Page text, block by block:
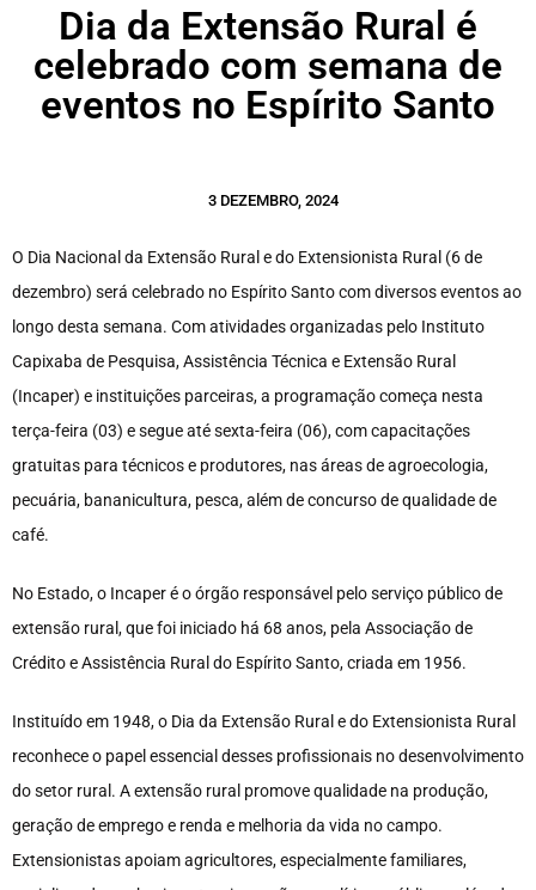
Dia da Extensão Rural é
celebrado com semana de
eventos no Espírito Santo
3 DEZEMBRO, 2024
O Dia Nacional da Extensão Rural e do Extensionista Rural (6 de
dezembro) será celebrado no Espírito Santo com diversos eventos ao
longo desta semana. Com atividades organizadas pelo Instituto
Capixaba de Pesquisa, Assistência Técnica e Extensão Rural
(Incaper) e instituições parceiras, a programação começa nesta
terça-feira (03) e segue até sexta-feira (06), com capacitações
gratuitas para técnicos e produtores, nas áreas de agroecologia,
pecuária, bananicultura, pesca, além de concurso de qualidade de
café.
No Estado, o Incaper é o órgão responsável pelo serviço público de
extensão rural, que foi iniciado há 68 anos, pela Associação de
Crédito e Assistência Rural do Espírito Santo, criada em 1956.
Instituído em 1948, o Dia da Extensão Rural e do Extensionista Rural
reconhece o papel essencial desses profissionais no desenvolvimento
do setor rural. A extensão rural promove qualidade na produção,
geração de emprego e renda e melhoria da vida no campo.
Extensionistas apoiam agricultores, especialmente familiares,